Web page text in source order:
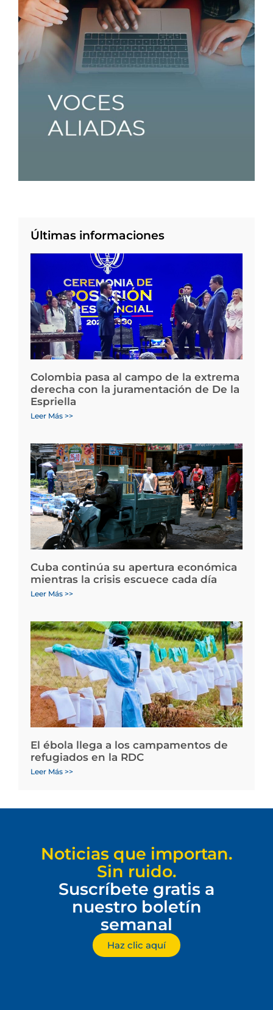
Últimas informaciones
Colombia pasa al campo de la extrema
derecha con la juramentación de De la
Espriella
Leer Más >>
Cuba continúa su apertura económica
mientras la crisis escuece cada día
Leer Más >>
El ébola llega a los campamentos de
refugiados en la RDC
Leer Más >>
Noticias que importan.
Sin ruido.
Suscríbete gratis a
nuestro boletín
semanal
Haz clic aquí